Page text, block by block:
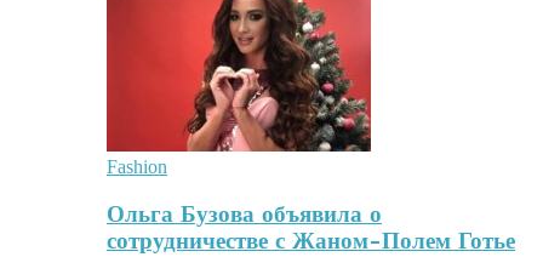
Fashion
Ольга Бузова объявила о
сотрудничестве с Жаном-Полем Готье